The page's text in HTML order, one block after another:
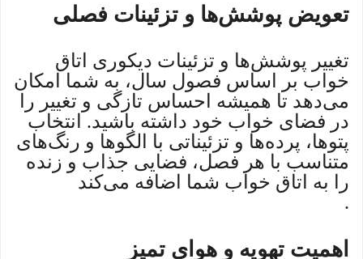
تعویض پوشش‌ها و تزئینات فصلی
تغییر پوشش‌ها و تزئینات دیکوری اتاق
خواب بر اساس فصول سال، به شما امکان
می‌دهد تا همیشه احساس تازگی و تغییر را
در فضای خواب خود داشته باشید. انتخاب
پتوها، پرده‌ها و تزئیناتی با الگوها و رنگ‌های
متناسب با هر فصل، فضایی جذاب و زنده
را به اتاق خواب شما اضافه می‌کند
.
اهمیت تهویه و هوای تمیز